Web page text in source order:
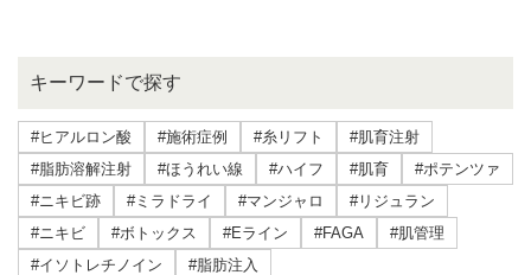
井畑 峰紀 医師
キーワードで探す
#ヒアルロン酸 #施術症例 #糸リフト
#肌育注射
#脂肪溶解注射
#ほうれい線 #ハイフ #肌育
#ポテンツァ
#ニキビ跡
#ミラドライ #マンジャロ
#リジュラン
#ニキビ
#ボトックス #Eライン #FAGA
#肌管理
#イソトレチノイン
#脂肪注入